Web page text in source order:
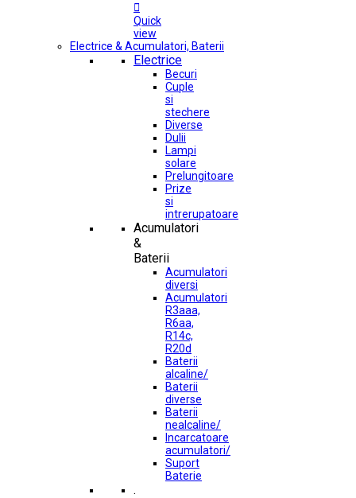

Quick
view
Electrice & Acumulatori, Baterii
Electrice
Becuri
Cuple
si
stechere
Diverse
Dulii
Lampi
solare
Prelungitoare
Prize
si
intrerupatoare
Acumulatori
&
Baterii
Acumulatori
diversi
Acumulatori
R3aaa,
R6aa,
R14c,
R20d
Baterii
alcaline/
Baterii
diverse
Baterii
nealcaline/
Incarcatoare
acumulatori/
Suport
Baterie
.